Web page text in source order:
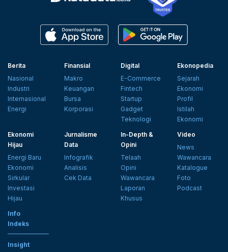
Berita
Nasional
Industri
Internasional
Energi
Finansial
Makro
Keuangan
Bursa
Korporasi
Digital
E-Commerce
Fintech
Startup
Gadget
Teknologi
Ekonopedia
Sejarah
Ekonomi
Profil
Istilah
Ekonomi
Ekonomi
Hijau
Energi Baru
Ekonomi
Sirkular
Investasi
Hijau
Jurnalisme
Data
Infografik
Analisis
Cek Data
In-Depth &
Opini
Telaah
Opini
Wawancara
Laporan
Khusus
Video
News
Wawancara
Katalogue
Foto
Podcast
Info
Indeks
Insight